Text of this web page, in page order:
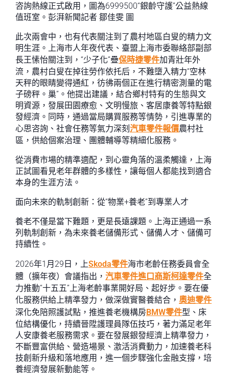
咨詢熱線正式啟用，圖為6999500“銀齡守護”公益熱線
值班室。彭湃新聞記者 鄒佳雯 圖
此次兩會中，也有代表關注到了農村地區白叟的精力文
明生涯。上海市人年夜代表、臺盟上海市委聯絡部副部
長王愫怡關注到，“少子化”疊保時捷零件加青壯年外
流，農村白叟在掉往勞作依托后，不難墮入精力“空林
天秤的眼睛變得通紅，彷彿兩個正在進行精密測量的電
子磅秤。巢”。他提出建議，結合鄉村特有的生態與文
明資源，發展田園療愈、文明慢旅、客居康養等特點銀
發經濟。同時，通過當局購買服務等情勢，引進專業的
心思咨詢、社會任務等氣力深刻 汽車零件報價農村社
區，供給個案治理、團體輔導等精細化服務。
從消費市場的精準適配，到心靈角落的溫柔觸達，上海
正試圖看見老年群體的多樣性，讓每個人都能找到適合
本身的生涯方法。
面向未來的軌制創新：從“物業+養老”到專業人才
養老不僅是當下難題，更是長遠課題。上海正通過一系
列軌制創新，為未來養老儲備形式、儲備人才、儲備可
持續性。
2026年1月29日，上Skoda零件海市老齡任務委員會全
體（擴年夜）會議指出， 汽車零件進口商斯柯達零件全
力推動“十五五”上海老齡事業開好局、起好步。要在優
化服務供給上精準發力，做深做實醫養結合， 奧迪零件
深化免陪照護試點，推進養老機構房BMW零件型、床
位結構優化，持續晉陞護理員隊伍技巧，著力滿足老年
人安康養老服務需求。要在發展銀發經濟上精準發力，
不斷豐富供給、營造場景、激活消費動力，加速養老科
技創新升級和落地應用，進一個步驟強化金融支撐，培
養經濟發展新動能等。